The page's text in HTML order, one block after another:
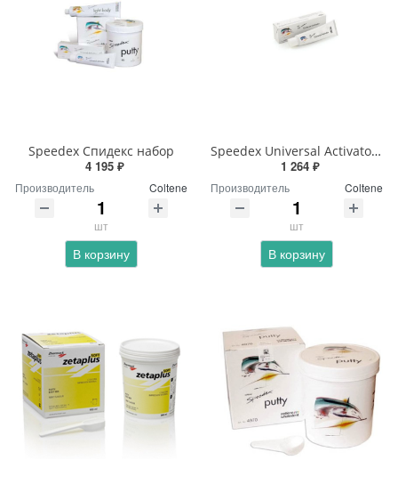
Speedex Спидекс набор
4 195 ₽
Производитель Coltene
шт
В корзину
Speedex Universal Activator Спидекс активатор
1 264 ₽
Производитель Coltene
шт
В корзину